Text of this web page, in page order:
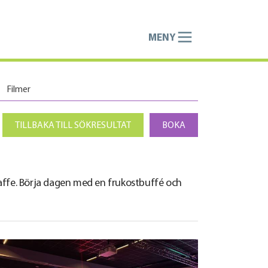
MENY
Filmer
BOKA
TILLBAKA TILL SÖKRESULTAT
Börja dagen med en frukostbuffé och